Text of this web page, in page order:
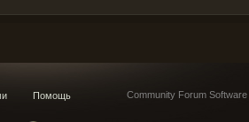
Помощь Community Forum